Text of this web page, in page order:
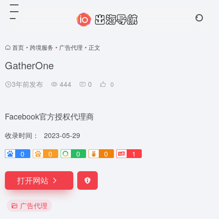
首页 • 跨境服务 • 广告代理 • 正文
GatherOne
3年前发布 444 0 0
Facebook官方授权代理商
收录时间：
2023-05-29
0
0 0 0 1
打开网站
广告代理